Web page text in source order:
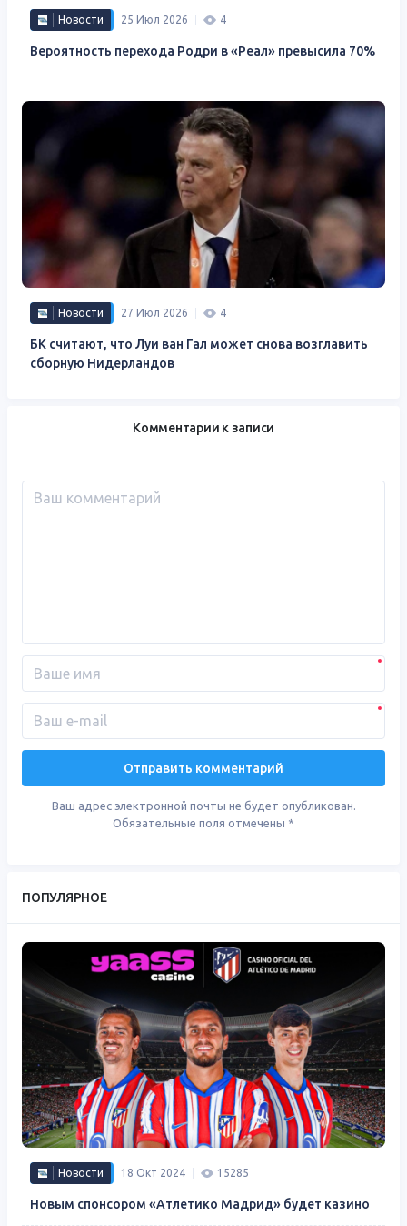
Новости 25 Июл 2026 4
Вероятность перехода Родри в «Реал» превысила 70%
Новости 27 Июл 2026 4
БК считают, что Луи ван Гал может снова возглавить
сборную Нидерландов
Комментарии к записи
Ваш адрес электронной почты не будет опубликован.
Обязательные поля отмечены *
ПОПУЛЯРНОЕ
Новости 18 Окт 2024 15285
Новым спонсором «Атлетико Мадрид» будет казино